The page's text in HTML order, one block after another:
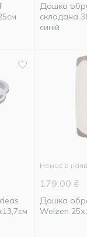
Дошка
складана
синій
Немає в
179.00 ₴
Дошка
Weizen